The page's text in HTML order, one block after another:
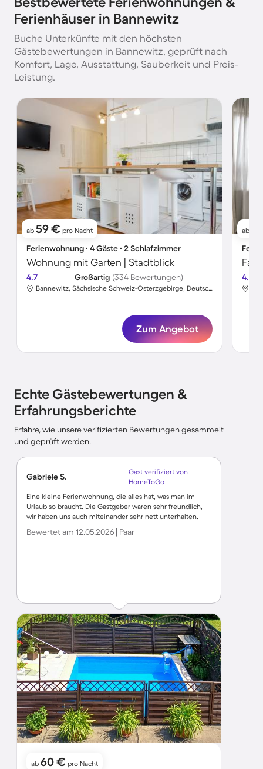
Ferienhäuser in Bannewitz
Buche Unterkünfte mit den höchsten
Gästebewertungen in Bannewitz, geprüft nach
Komfort, Lage, Ausstattung, Sauberkeit und Preis-
Leistung.
ab 59 € pro Nacht
Ferienwohnung ∙ 4 Gäste ∙ 2 Schlafzimmer
Wohnung mit Garten | Stadtblick
4.7 Großartig (334 Bewertungen)
Bannewitz, Sächsische Schweiz-Osterzgebirge, Deutschland
Zum Angebot
ab
4.6
Echte Gästebewertungen &
Erfahrungsberichte
Erfahre, wie unsere verifizierten Bewertungen gesammelt
und geprüft werden.
Gabriele S.
Gast verifiziert von
HomeToGo
Eine kleine Ferienwohnung, die alles hat, was man im
Urlaub so braucht. Die Gastgeber waren sehr freundlich,
wir haben uns auch miteinander sehr nett unterhalten.
Bewertet am 12.05.2026 | Paar
ab 60 € pro Nacht